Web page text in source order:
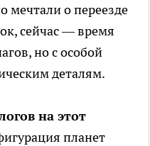
мечтали о переезде
сейчас — время
но с особой
деталям.
на этот
планет